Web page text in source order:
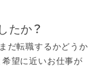
たか？
だ転職するかどうか
望に近いお仕事が